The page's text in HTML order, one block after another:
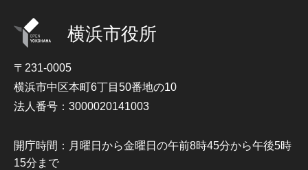
横浜市役所
〒231-0005
横浜市中区本町6丁目50番地の10
法人番号：3000020141003
開庁時間：月曜日から金曜日の午前8時45分から午後5時
15分まで